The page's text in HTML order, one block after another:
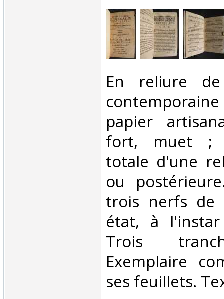
‎En reliure de
papier
fort, muet ;
totale d'une
ou
trois nerfs de
état, à
Trois
Exemplaire
ses feuillets.